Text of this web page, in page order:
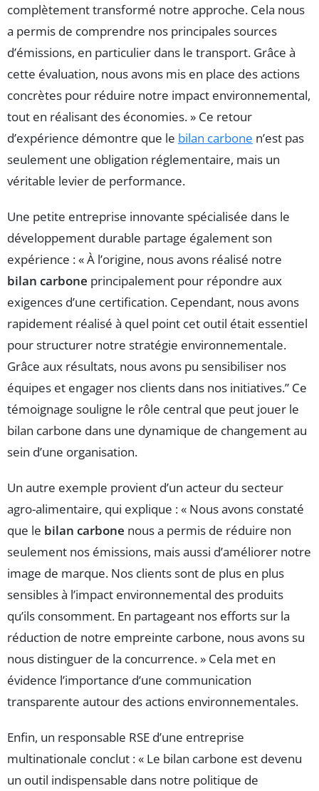
complètement transformé notre approche. Cela nous
a permis de comprendre nos principales sources
d’émissions, en particulier dans le transport. Grâce à
cette évaluation, nous avons mis en place des actions
concrètes pour réduire notre impact environnemental,
tout en réalisant des économies. » Ce retour
d’expérience démontre que le bilan carbone n’est pas
seulement une obligation réglementaire, mais un
véritable levier de performance.
Une petite entreprise innovante spécialisée dans le
développement durable partage également son
expérience : « À l’origine, nous avons réalisé notre
bilan carbone principalement pour répondre aux
exigences d’une certification. Cependant, nous avons
rapidement réalisé à quel point cet outil était essentiel
pour structurer notre stratégie environnementale.
Grâce aux résultats, nous avons pu sensibiliser nos
équipes et engager nos clients dans nos initiatives.” Ce
témoignage souligne le rôle central que peut jouer le
bilan carbone dans une dynamique de changement au
sein d’une organisation.
Un autre exemple provient d’un acteur du secteur
agro-alimentaire, qui explique : « Nous avons constaté
que le bilan carbone nous a permis de réduire non
seulement nos émissions, mais aussi d’améliorer notre
image de marque. Nos clients sont de plus en plus
sensibles à l’impact environnemental des produits
qu’ils consomment. En partageant nos efforts sur la
réduction de notre empreinte carbone, nous avons su
nous distinguer de la concurrence. » Cela met en
évidence l’importance d’une communication
transparente autour des actions environnementales.
Enfin, un responsable RSE d’une entreprise
multinationale conclut : « Le bilan carbone est devenu
un outil indispensable dans notre politique de